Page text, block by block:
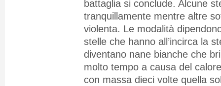
battaglia si conclude. Alcune
tranquillamente mentre altre
violenta. Le modalità
stelle che hanno all’incirca la
diventano nane bianche che
molto tempo a causa del
con massa dieci volte quella